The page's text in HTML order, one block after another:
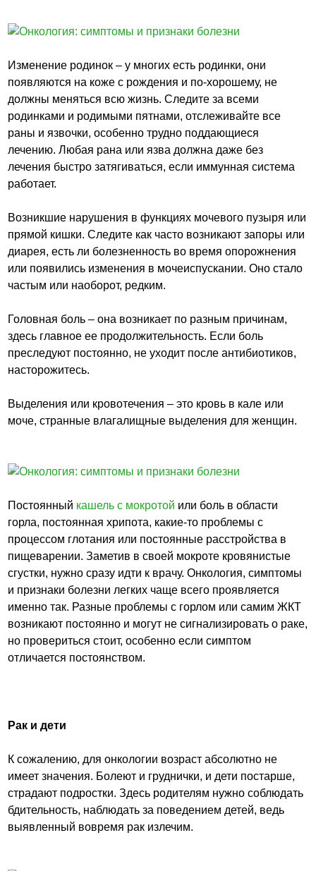
Изменение родинок – у многих есть родинки, они
появляются на коже с рождения и по-хорошему, не
должны меняться всю жизнь. Следите за всеми
родинками и родимыми пятнами, отслеживайте все
раны и язвочки, особенно трудно поддающиеся
лечению. Любая рана или язва должна даже без
лечения быстро затягиваться, если иммунная система
работает.
Возникшие нарушения в функциях мочевого пузыря или
прямой кишки. Следите как часто возникают запоры или
диарея, есть ли болезненность во время опорожнения
или появились изменения в мочеиспускании. Оно стало
частым или наоборот, редким.
Головная боль – она возникает по разным причинам,
здесь главное ее продолжительность. Если боль
преследуют постоянно, не уходит после антибиотиков,
насторожитесь.
Выделения или кровотечения – это кровь в кале или
моче, странные влагалищные выделения для женщин.
Постоянный кашель с мокротой или боль в области
горла, постоянная хрипота, какие-то проблемы с
процессом глотания или постоянные расстройства в
пищеварении. Заметив в своей мокроте кровянистые
сгустки, нужно сразу идти к врачу. Онкология, симптомы
и признаки болезни легких чаще всего проявляется
именно так. Разные проблемы с горлом или самим ЖКТ
возникают постоянно и могут не сигнализировать о раке,
но провериться стоит, особенно если симптом
отличается постоянством.
Рак и дети
К сожалению, для онкологии возраст абсолютно не
имеет значения. Болеют и груднички, и дети постарше,
страдают подростки. Здесь родителям нужно соблюдать
бдительность, наблюдать за поведением детей, ведь
выявленный вовремя рак излечим.